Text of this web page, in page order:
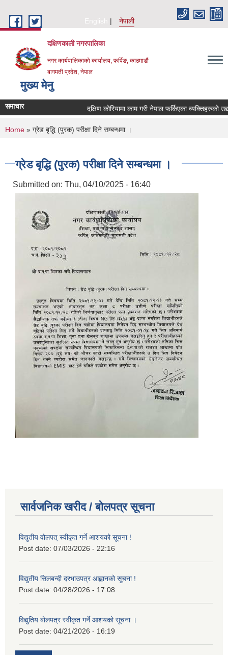
English
नेपाली
दक्षिणकाली नगरपालिका
नगर कार्यपालिकाको कार्यालय, फर्पिङ, काठमाडौं
बागमती प्रदेश, नेपाल
मुख्य मेनु
समाचार दक्षिण कोरियामा काम गरी नेपाल फर्किएका
You are here
Home » ग्रेड बृद्धि (पुरक) परीक्षा दिने सम्बन्धमा ।
ग्रेड बृद्धि (पुरक) परीक्षा दिने सम्बन्धमा ।
Submitted on: Thu, 04/10/2025 - 16:40
सार्वजनिक खरीद / बोलपत्र सूचना
विद्युतीय वोलपत् स्वीकृत गर्ने आशयको सूचना !
Post date: 07/03/2026 - 22:16
विद्युतीय सिलबन्दी दरभाउपत्र आह्वानको सूचना !
Post date: 04/28/2026 - 17:08
विद्युतिय बोलपत्र स्वीकृत गर्ने आशयको सूचना ।
Post date: 04/21/2026 - 16:19